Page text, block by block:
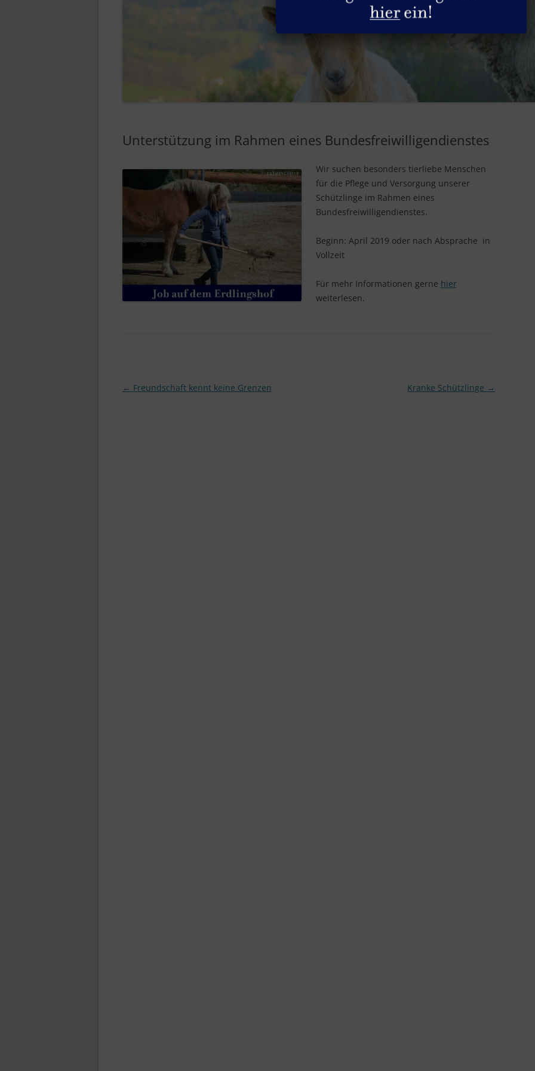
DIE KANINCHEN
DIE KATZEN
DIE PUTEN
DIE RINDER
DIE SCHAFE
DIE ZIEGEN
GESUNDHEITLICHE ASPEKTE
STELLENANGEBOTE
Unterstützung im Rahmen eines Bundesfreiwilligendienstes
Wir suchen besonders tierliebe Menschen
für die Pflege und Versorgung unserer
Schützlinge im Rahmen eines
Bundesfreiwilligendienstes.
Beginn: April 2019 oder nach Absprache in
Vollzeit
Für mehr Informationen gerne hier
weiterlesen.
Beitragsnavigation
← Freundschaft kennt keine Grenzen Kranke Schützlinge →